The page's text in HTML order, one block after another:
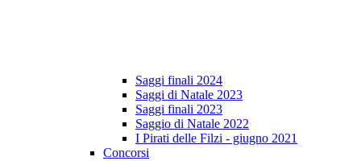
Saggi finali 2024
Saggi di Natale 2023
Saggi finali 2023
Saggio di Natale 2022
I Pirati delle Filzi - giugno 2021
Concorsi